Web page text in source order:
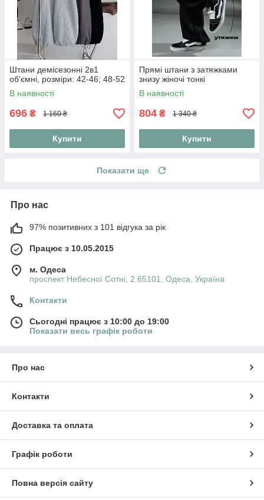
Штани демісезонні 2в1
об'ємні, розміри: 42-46; 48-52
В наявності
696 ₴ 1 160 ₴
Купити
Прямі штани з затяжками
знизу жіночі тонкі
В наявності
804 ₴ 1 340 ₴
Купити
Показати ще
Про нас
97% позитивних з 101 відгука за рік
Працює з 10.05.2015
м. Одеса
проспект Небесної Сотні, 2 65101, Одеса, Україна
Контакти
Сьогодні працює з 10:00 до 19:00
Показати весь графік роботи
Про нас
Контакти
Доставка та оплата
Графік роботи
Повна версія сайту